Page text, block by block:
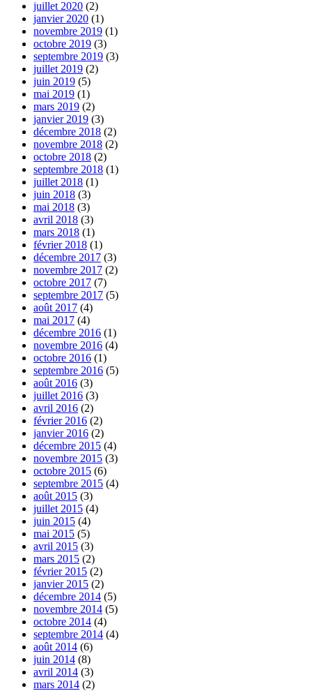
juillet 2020 (2)
janvier 2020 (1)
novembre 2019 (1)
octobre 2019 (3)
septembre 2019 (3)
juillet 2019 (2)
juin 2019 (5)
mai 2019 (1)
mars 2019 (2)
janvier 2019 (3)
décembre 2018 (2)
novembre 2018 (2)
octobre 2018 (2)
septembre 2018 (1)
juillet 2018 (1)
juin 2018 (3)
mai 2018 (3)
avril 2018 (3)
mars 2018 (1)
février 2018 (1)
décembre 2017 (3)
novembre 2017 (2)
octobre 2017 (7)
septembre 2017 (5)
août 2017 (4)
mai 2017 (4)
décembre 2016 (1)
novembre 2016 (4)
octobre 2016 (1)
septembre 2016 (5)
août 2016 (3)
juillet 2016 (3)
avril 2016 (2)
février 2016 (2)
janvier 2016 (2)
décembre 2015 (4)
novembre 2015 (3)
octobre 2015 (6)
septembre 2015 (4)
août 2015 (3)
juillet 2015 (4)
juin 2015 (4)
mai 2015 (5)
avril 2015 (3)
mars 2015 (2)
février 2015 (2)
janvier 2015 (2)
décembre 2014 (5)
novembre 2014 (5)
octobre 2014 (4)
septembre 2014 (4)
août 2014 (6)
juin 2014 (8)
avril 2014 (3)
mars 2014 (2)